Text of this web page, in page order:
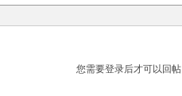
您需要登录后才可以回帖